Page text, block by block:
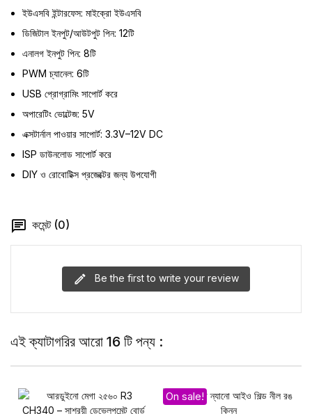
ইউএসবি ইন্টারফেস: মাইক্রো ইউএসবি
ডিজিটাল ইনপুট/আউটপুট পিন: 12টি
এনালগ ইনপুট পিন: 8টি
PWM চ্যানেল: 6টি
USB প্রোগ্রামিং সাপোর্ট করে
অপারেটিং ভোল্টেজ: 5V
এক্সটার্নাল পাওয়ার সাপোর্ট: 3.3V–12V DC
ISP ডাউনলোড সাপোর্ট করে
DIY ও রোবোটিক্স প্রজেক্টের জন্য উপযোগী
কমেন্ট (0)
Be the first to write your review
এই ক্যাটাগরির আরো 16 টি পন্য :
On sale!